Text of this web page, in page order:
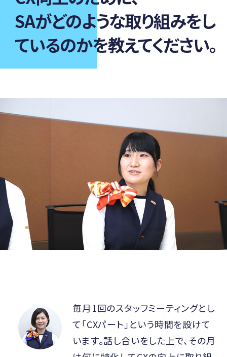
SAがどのような取り組みをし
ているのかを教えてください。
毎月1回のスタッフミーティングとし
て「CXパート」という時間を設けて
います。話し合いをした上で、その月